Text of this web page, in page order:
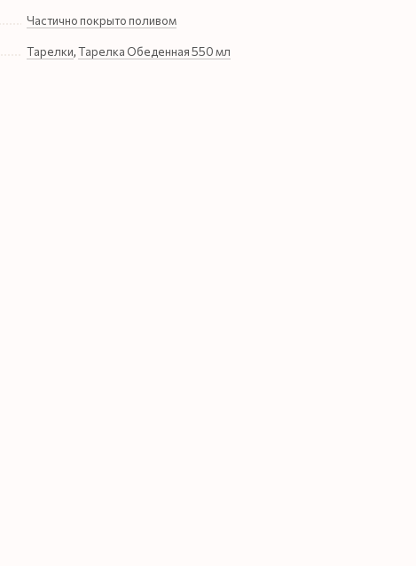
Частично покрыто поливом
Тарелки,Тарелка Обеденная 550 мл